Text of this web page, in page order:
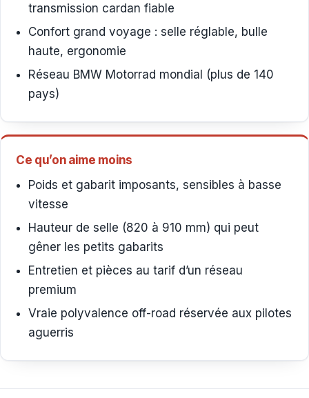
transmission cardan fiable
Confort grand voyage : selle réglable, bulle
haute, ergonomie
Réseau BMW Motorrad mondial (plus de 140
pays)
Ce qu’on aime moins
Poids et gabarit imposants, sensibles à basse
vitesse
Hauteur de selle (820 à 910 mm) qui peut
gêner les petits gabarits
Entretien et pièces au tarif d’un réseau
premium
Vraie polyvalence off-road réservée aux pilotes
aguerris